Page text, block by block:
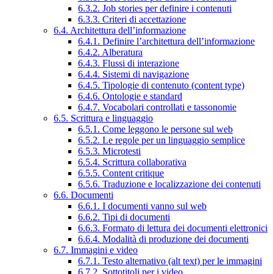
6.3.2. Job stories per definire i contenuti
6.3.3. Criteri di accettazione
6.4. Architettura dell’informazione
6.4.1. Definire l’architettura dell’informazione
6.4.2. Alberatura
6.4.3. Flussi di interazione
6.4.4. Sistemi di navigazione
6.4.5. Tipologie di contenuto (content type)
6.4.6. Ontologie e standard
6.4.7. Vocabolari controllati e tassonomie
6.5. Scrittura e linguaggio
6.5.1. Come leggono le persone sul web
6.5.2. Le regole per un linguaggio semplice
6.5.3. Microtesti
6.5.4. Scrittura collaborativa
6.5.5. Content critique
6.5.6. Traduzione e localizzazione dei contenuti
6.6. Documenti
6.6.1. I documenti vanno sul web
6.6.2. Tipi di documenti
6.6.3. Formato di lettura dei documenti elettronici
6.6.4. Modalità di produzione dei documenti
6.7. Immagini e video
6.7.1. Testo alternativo (alt text) per le immagini
6.7.2. Sottotitoli per i video